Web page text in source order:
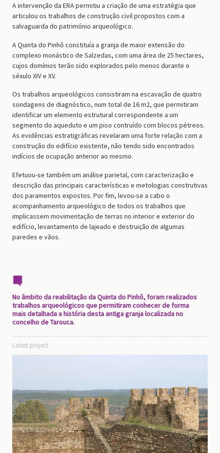
A intervenção da ERA permitiu a criação de uma estratégia que
articulou os trabalhos de construção civil propostos com a
salvaguarda do património arqueológico.
A Quinta do Pinhô constituía a granja de maior extensão do
complexo monástico de Salzedas, com uma área de 25 hectares,
cujos domínios terão sido explorados pelo menos durante o
séxulo XIV e XV.
Os trabalhos arqueológicos consistiram na escavação de quatro
sondagens de diagnóstico, num total de 16 m2, que permitiram
identificar um elemento estrutural correspondente a um
segmento do aqueduto e um piso contruído com blocos pétreos.
As evidências estratigráficas revelaram uma forte relação com a
construção do edifício existente, não tendo sido encontrados
indícios de ocupação anterior ao mesmo.
Efetuou-se também um análise parietal, com caracterização e
descrição das principais características e metologias construtivas
dos paramentos expostos. Por fim, levou-se a cabo o
acompanhamento arqueológico de todos os trabalhos que
implicassem movimentação de terras no interior e exterior do
edifício, levantamento de lajeado e destruição de algumas
paredes e vãos.
No âmbito da reabilitação da Quinta do Pinhô, foram realizados
trabalhos arqueológicos que permitiram conhecer de forma
mais detalhada a história desta antiga granja localizada no
concelho de Tarouca.
Latest project